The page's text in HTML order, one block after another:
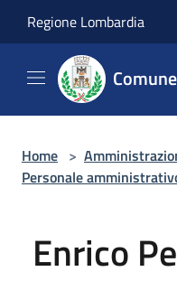
Regione Lombardia
Home >
Personale
Enrico